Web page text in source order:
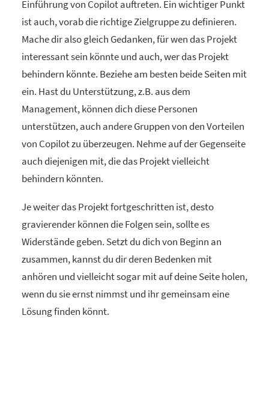
Einführung von Copilot auftreten. Ein wichtiger Punkt
ist auch, vorab die richtige Zielgruppe zu definieren.
Mache dir also gleich Gedanken, für wen das Projekt
interessant sein könnte und auch, wer das Projekt
behindern könnte. Beziehe am besten beide Seiten mit
ein. Hast du Unterstützung, z.B. aus dem
Management, können dich diese Personen
unterstützen, auch andere Gruppen von den Vorteilen
von Copilot zu überzeugen. Nehme auf der Gegenseite
auch diejenigen mit, die das Projekt vielleicht
behindern könnten.
Je weiter das Projekt fortgeschritten ist, desto
gravierender können die Folgen sein, sollte es
Widerstände geben. Setzt du dich von Beginn an
zusammen, kannst du dir deren Bedenken mit
anhören und vielleicht sogar mit auf deine Seite holen,
wenn du sie ernst nimmst und ihr gemeinsam eine
Lösung finden könnt.